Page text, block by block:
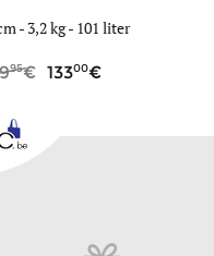
- 3,2 kg- 101 liter
95 13300